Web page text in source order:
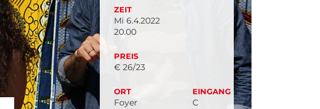
ZEIT
Mi 6.4.2022
20.00
PREIS
€ 26/23
ORT
Foyer
EINGANG
C